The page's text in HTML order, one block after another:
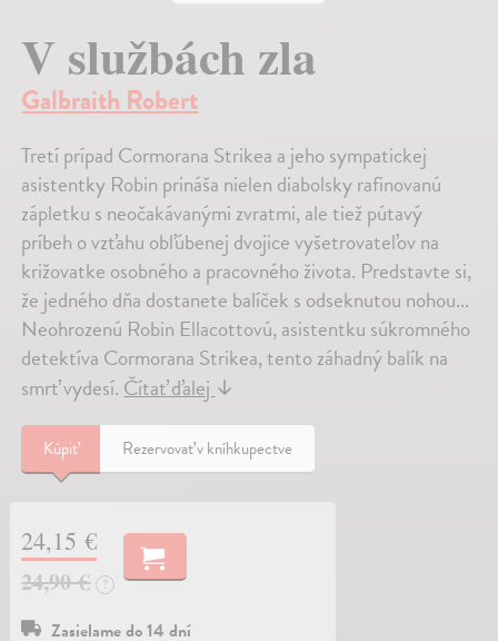
V službách zla
Galbraith Robert
Tretí prípad Cormorana Strikea a jeho sympatickej
asistentky Robin prináša nielen diabolsky rafinovanú
zápletku s neočakávanými zvratmi, ale tiež pútavý
príbeh o vzťahu obľúbenej dvojice vyšetrovateľov na
križovatke osobného a pracovného života. Predstavte si,
že jedného dňa dostanete balíček s odseknutou nohou...
Neohrozenú Robin Ellacottovú, asistentku súkromného
detektíva Cormorana Strikea, tento záhadný balík na
smrť vydesí.Čítať ďalej↓
Kúpiť Rezervovať v kníhkupectve
24,15 €
24,90 €
?
Zasielame do 14 dní